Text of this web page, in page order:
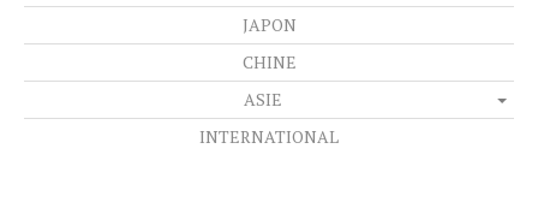
JAPON
CHINE
ASIE
INTERNATIONAL